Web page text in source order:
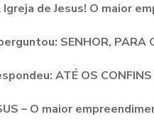
Igreja de Jesus! O maior
SENHOR, PARA
ATÉ OS
– O maior